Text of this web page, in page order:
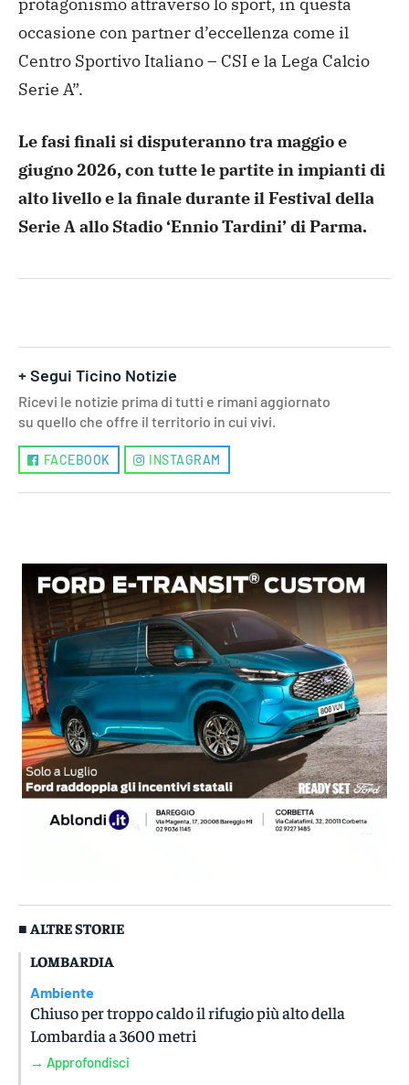
occasione con partner d’eccellenza come il
Centro Sportivo Italiano – CSI e la Lega Calcio
Serie A”.
Le fasi finali si disputeranno tra maggio e
giugno 2026, con tutte le partite in impianti di
alto livello e la finale durante il Festival della
Serie A allo Stadio ‘Ennio Tardini’ di Parma.
+ Segui Ticino Notizie
Ricevi le notizie prima di tutti e rimani aggiornato
su quello che offre il territorio in cui vivi.
FACEBOOK INSTAGRAM
■ ALTRE STORIE
LOMBARDIA
Ambiente
Chiuso per troppo caldo il rifugio più alto della
Lombardia a 3600 metri
→ Approfondisci